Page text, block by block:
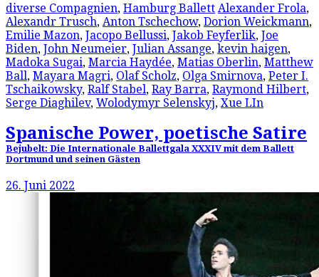
diverse Compagnien, Hamburg Ballett Alexander Frola,
Alexandr Trusch, Anton Tschechow, Dorion Weickmann,
Emilie Mazon, Jacopo Bellussi, Jakob Feyferlik, Joe
Biden, John Neumeier, Julian Assange, kevin haigen,
Madoka Sugai, Marcia Haydée, Matias Oberlin, Matthew
Ball, Mayara Magri, Olaf Scholz, Olga Smirnova, Peter I.
Tschaikowsky, Ralf Stabel, Ray Barra, Raymond Hilbert,
Serge Diaghilev, Wolodymyr Selenskyj, Xue LIn
Spanische Power, poetische Satire
Bejubelt: Die Internationale Ballettgala XXXIV mit dem Ballett
Dortmund und seinen Gästen
26. Juni 2022